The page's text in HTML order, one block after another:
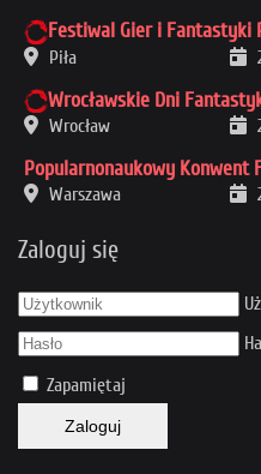
Festiwal Gier i Fantastyki
Piła
Wrocławskie Dni
Wrocław
Popularnonaukowy Konwent
Warszawa
Zaloguj się
Zapamiętaj
Zaloguj